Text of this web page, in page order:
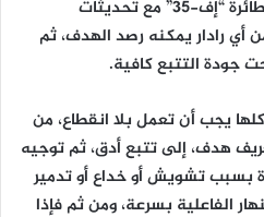
الصواريخ نحو المسار المتوقع لطائرة “إف-35” مع تحديثات
رادار يمكنه رصد الهدف، ثم
جودة التتبع كافية.
يجب أن تعمل بلا انقطاع، من
هدف، إلى تتبع أدق، ثم توجيه
بسبب تشويش أو خداع أو تدمير
الفاعلية بسرعة، ومن ثم فإذا